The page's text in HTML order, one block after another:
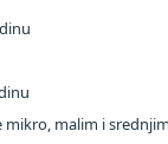
malim i